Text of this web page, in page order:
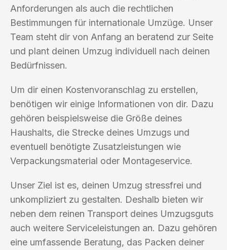
Anforderungen als auch die rechtlichen
Bestimmungen für internationale Umzüge. Unser
Team steht dir von Anfang an beratend zur Seite
und plant deinen Umzug individuell nach deinen
Bedürfnissen.
Um dir einen Kostenvoranschlag zu erstellen,
benötigen wir einige Informationen von dir. Dazu
gehören beispielsweise die Größe deines
Haushalts, die Strecke deines Umzugs und
eventuell benötigte Zusatzleistungen wie
Verpackungsmaterial oder Montageservice.
Unser Ziel ist es, deinen Umzug stressfrei und
unkompliziert zu gestalten. Deshalb bieten wir
neben dem reinen Transport deines Umzugsguts
auch weitere Serviceleistungen an. Dazu gehören
eine umfassende Beratung, das Packen deiner